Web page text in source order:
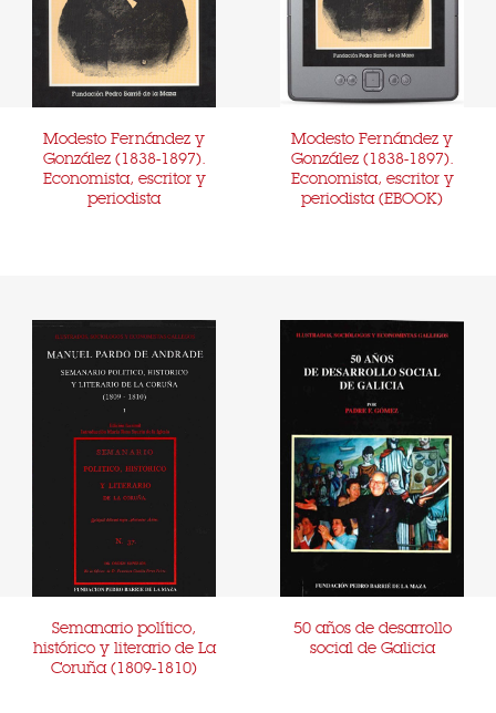
Modesto Fernández y
González (1838-1897).
Economista, escritor y
periodista
Modesto Fernández y
González (1838-1897).
Economista, escritor y
periodista (EBOOK)
Semanario político,
histórico y literario de La
Coruña (1809-1810)
50 años de desarrollo
social de Galicia